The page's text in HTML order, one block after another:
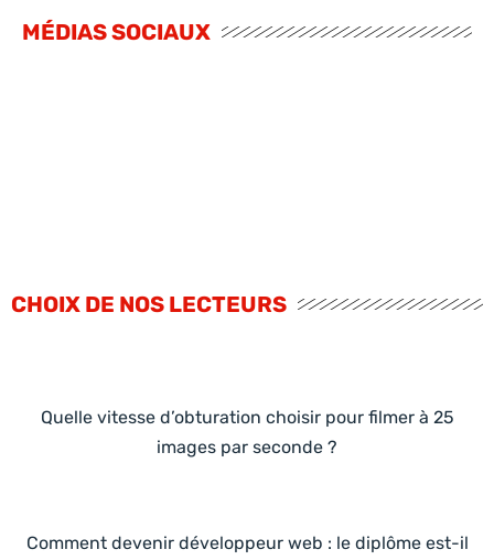
MÉDIAS SOCIAUX
CHOIX DE NOS LECTEURS
Quelle vitesse d’obturation choisir pour filmer à 25
images par seconde ?
Comment devenir développeur web : le diplôme est-il